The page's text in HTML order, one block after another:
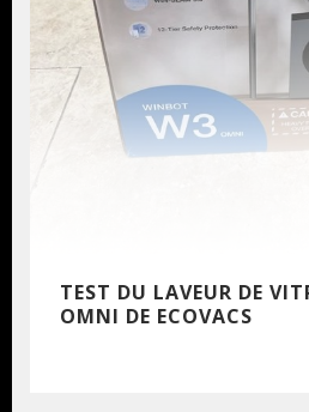
TEST DU LAVEUR DE
OMNI DE ECOVACS